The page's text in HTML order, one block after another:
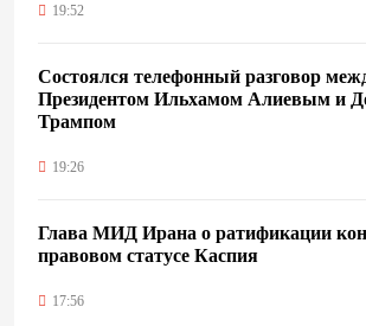
19:52
Состоялся телефонный разговор
Президентом Ильхамом Алиевым и
Трампом
19:26
Глава МИД Ирана о ратификации
правовом статусе Каспия
17:56